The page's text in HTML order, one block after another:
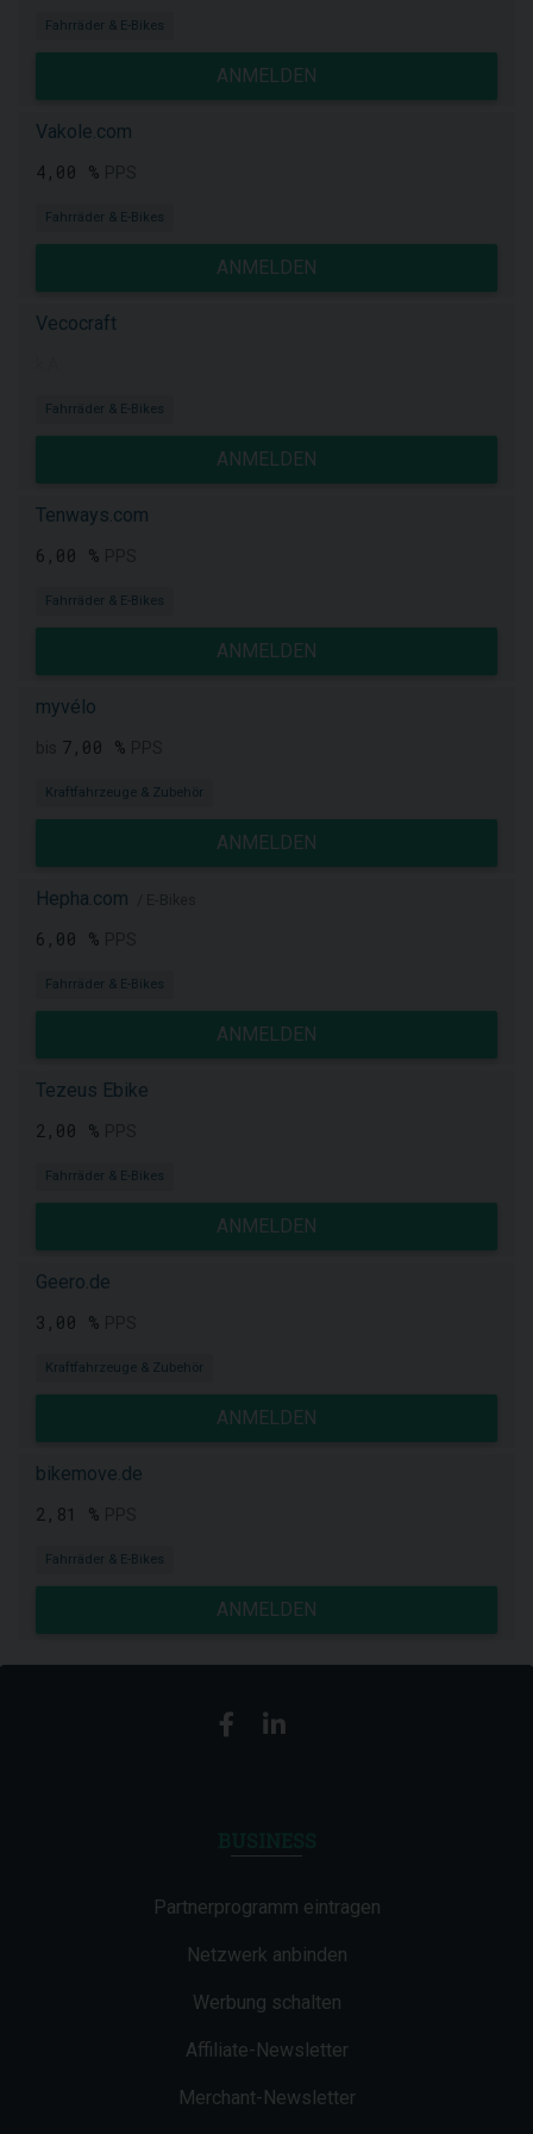
Fahrräder & E-Bikes
ANMELDEN
Vakole.com
4,00 %
Fahrräder & E-Bikes
ANMELDEN
Vecocraft
Fahrräder & E-Bikes
ANMELDEN
Tenways.com
6,00 %
Fahrräder & E-Bikes
ANMELDEN
myvélo
7,00 %
Kraftfahrzeuge & Zubehör
ANMELDEN
Hepha.com
6,00 %
Fahrräder & E-Bikes
ANMELDEN
Tezeus Ebike
2,00 %
Fahrräder & E-Bikes
ANMELDEN
Geero.de
3,00 %
Kraftfahrzeuge & Zubehör
ANMELDEN
bikemove.de
2,81 %
Fahrräder & E-Bikes
ANMELDEN
Partnerprogramm eintragen
Netzwerk anbinden
Werbung schalten
Affiliate-Newsletter
Merchant-Newsletter